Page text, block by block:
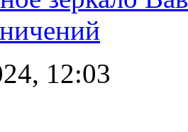
12:03